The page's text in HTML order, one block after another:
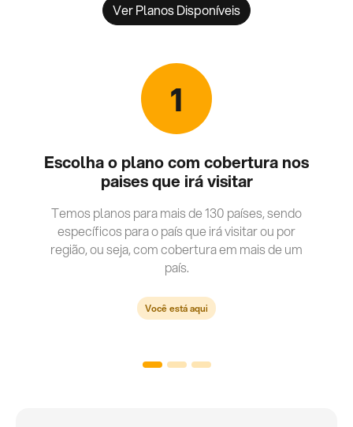
Ver Planos Disponíveis
1
Escolha o plano com cobertura nos
paises que irá visitar
Temos planos para mais de 130 países, sendo
específicos para o país que irá visitar ou por
região, ou seja, com cobertura em mais de um
país.
Você está aqui